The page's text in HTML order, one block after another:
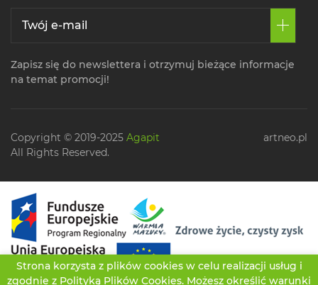
Strona korzysta z plików cookies w celu realizacji usług i
zgodnie z Polityką Plików Cookies. Możesz określić warunki
Zapisz się do newslettera i otrzymuj bieżące informacje
na temat promocji!
Copyright © 2019-2025 Agapit
All Rights Reserved.
artneo.pl